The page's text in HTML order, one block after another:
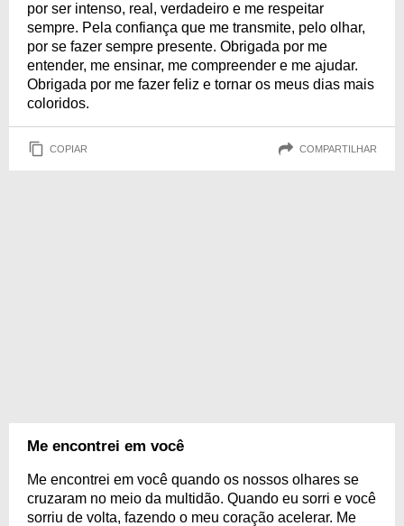
por ser intenso, real, verdadeiro e me respeitar
sempre. Pela confiança que me transmite, pelo olhar,
por se fazer sempre presente. Obrigada por me
entender, me ensinar, me compreender e me ajudar.
Obrigada por me fazer feliz e tornar os meus dias mais
coloridos.
COPIAR COMPARTILHAR
Me encontrei em você
Me encontrei em você quando os nossos olhares se
cruzaram no meio da multidão. Quando eu sorri e você
sorriu de volta, fazendo o meu coração acelerar. Me